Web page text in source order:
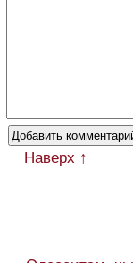
Наверх ↑